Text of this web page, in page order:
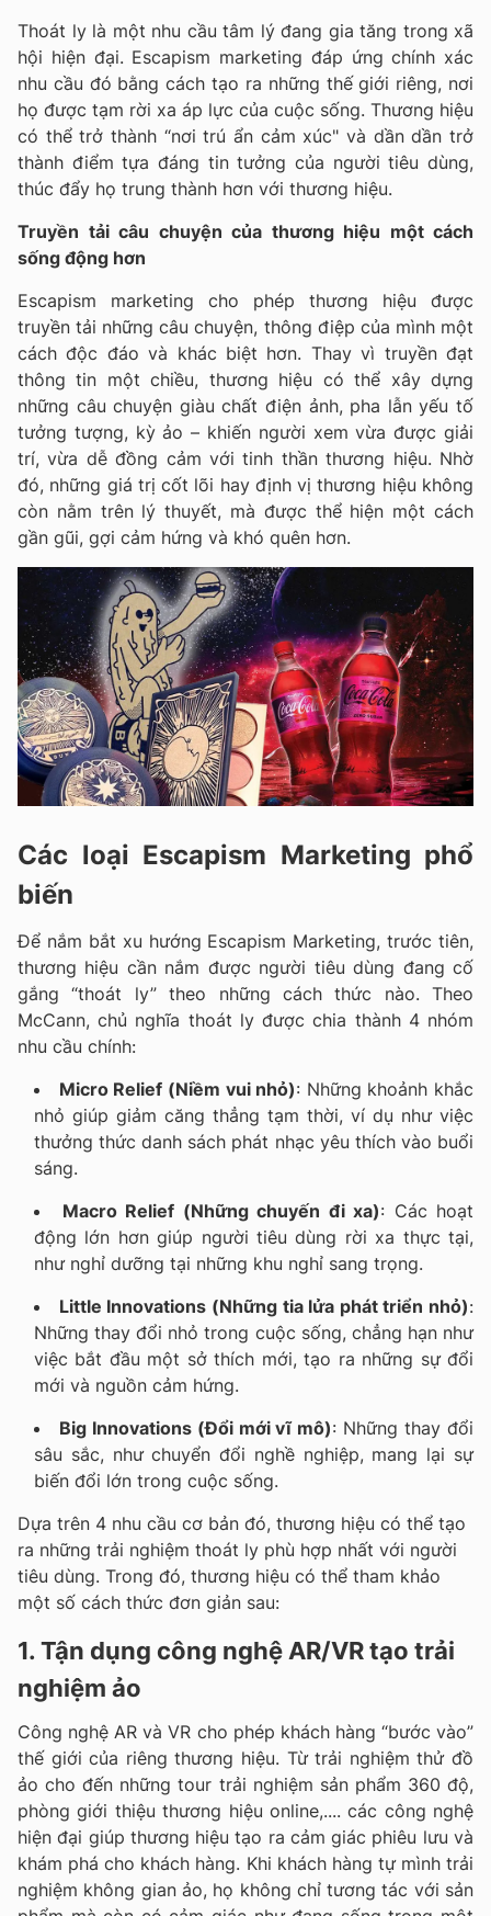
Thoát ly là một nhu cầu tâm lý đang gia tăng trong xã
hội hiện đại. Escapism marketing đáp ứng chính xác
nhu cầu đó bằng cách tạo ra những thế giới riêng, nơi
họ được tạm rời xa áp lực của cuộc sống. Thương hiệu
có thể trở thành “nơi trú ẩn cảm xúc" và dần dần trở
thành điểm tựa đáng tin tưởng của người tiêu dùng,
thúc đẩy họ trung thành hơn với thương hiệu.
Truyền tải câu chuyện của thương hiệu một cách
sống động hơn
Escapism marketing cho phép thương hiệu được
truyền tải những câu chuyện, thông điệp của mình một
cách độc đáo và khác biệt hơn. Thay vì truyền đạt
thông tin một chiều, thương hiệu có thể xây dựng
những câu chuyện giàu chất điện ảnh, pha lẫn yếu tố
tưởng tượng, kỳ ảo – khiến người xem vừa được giải
trí, vừa dễ đồng cảm với tinh thần thương hiệu. Nhờ
đó, những giá trị cốt lõi hay định vị thương hiệu không
còn nằm trên lý thuyết, mà được thể hiện một cách
gần gũi, gợi cảm hứng và khó quên hơn.
Các loại Escapism Marketing phổ
biến
Để nắm bắt xu hướng Escapism Marketing, trước tiên,
thương hiệu cần nắm được người tiêu dùng đang cố
gắng “thoát ly” theo những cách thức nào. Theo
McCann, chủ nghĩa thoát ly được chia thành 4 nhóm
nhu cầu chính:
Micro Relief (Niềm vui nhỏ): Những khoảnh khắc
nhỏ giúp giảm căng thẳng tạm thời, ví dụ như việc
thưởng thức danh sách phát nhạc yêu thích vào buổi
sáng.
Macro Relief (Những chuyến đi xa): Các hoạt
động lớn hơn giúp người tiêu dùng rời xa thực tại,
như nghỉ dưỡng tại những khu nghỉ sang trọng.
Little Innovations (Những tia lửa phát triển nhỏ):
Những thay đổi nhỏ trong cuộc sống, chẳng hạn như
việc bắt đầu một sở thích mới, tạo ra những sự đổi
mới và nguồn cảm hứng.
Big Innovations (Đổi mới vĩ mô): Những thay đổi
sâu sắc, như chuyển đổi nghề nghiệp, mang lại sự
biến đổi lớn trong cuộc sống.
Dựa trên 4 nhu cầu cơ bản đó, thương hiệu có thể tạo
ra những trải nghiệm thoát ly phù hợp nhất với người
tiêu dùng. Trong đó, thương hiệu có thể tham khảo
một số cách thức đơn giản sau:
1. Tận dụng công nghệ AR/VR tạo trải
nghiệm ảo
Công nghệ AR và VR cho phép khách hàng “bước vào”
thế giới của riêng thương hiệu. Từ trải nghiệm thử đồ
ảo cho đến những tour trải nghiệm sản phẩm 360 độ,
phòng giới thiệu thương hiệu online,.... các công nghệ
hiện đại giúp thương hiệu tạo ra cảm giác phiêu lưu và
khám phá cho khách hàng. Khi khách hàng tự mình trải
nghiệm không gian ảo, họ không chỉ tương tác với sản